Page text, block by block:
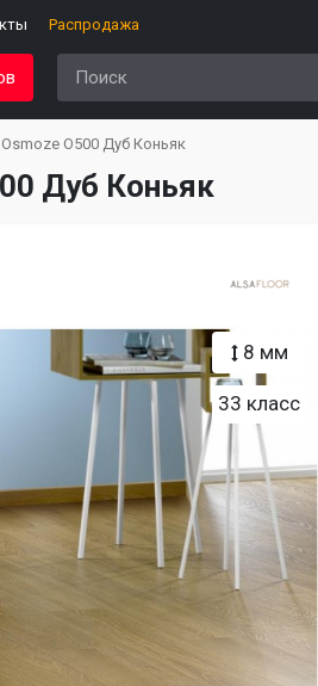
Распродажа
O500 Дуб Коньяк
Дуб Коньяк
8 мм
33 класс